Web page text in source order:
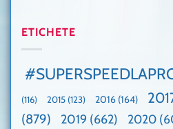
mai
mare
paradă
de
dube
pe
EV3
domină
ETICHETE
(116) 2015 (123) 2016 (164)
(879)
2019 (662) 2020